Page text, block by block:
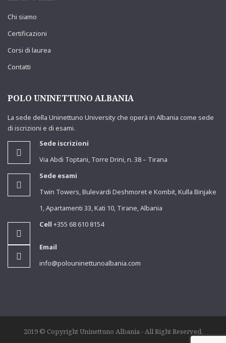
Chi siamo
Certificazioni
Corsi di laurea
Contatti
POLO UNINETTUNO ALBANIA
La sede della Uninettuno University che operà in Albania come sede
di iscrizioni e di esami.
Sede iscrizioni
Via Abdi Toptani, Torre Drini, n. 38 – Tirana
Sede esami
Twin Towers, Bulevardi Deshmoret e Kombit, Kulla Binjake
1, Apartamenti 33, Kati 10, Tirane, Albania
Cell +355 68 610 8154
Email
info@polouninettunoalbania.com
2019 © Copyright Uninettuno Albania - All Right Reserved.